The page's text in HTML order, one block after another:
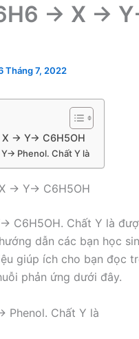
→ X →
Tháng 7, 2022
X → Y→ C6H5OH
Phenol. Chất Y là
→ Y→ C6H5OH
C6H5OH. Chất Y là
dẫn các bạn học
giúp ích cho bạn đọc
phản ứng dưới đây.
Chất Y là